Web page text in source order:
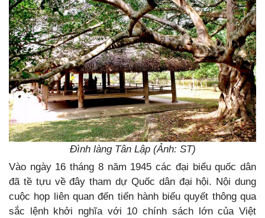
Đình làng Tân Lập (Ảnh: ST)
Vào ngày 16 tháng 8 năm 1945 các đại biểu quốc dân
đã tề tựu về đây tham dự Quốc dân đại hội. Nội dung
cuộc họp liên quan đến tiến hành biểu quyết thông qua
sắc lệnh khởi nghĩa với 10 chính sách lớn của Việt